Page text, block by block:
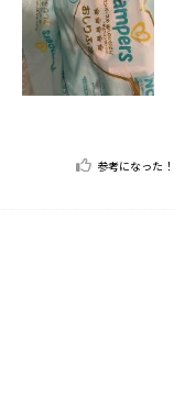
参考になった！